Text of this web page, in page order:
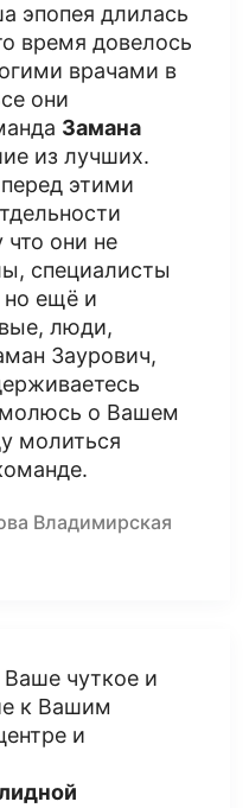
эпопея длилась
время довелось
врачами в
они
Замана
из лучших.
этими
что они не
специалисты
но ещё и
люди,
Заурович,
молюсь о Вашем
молиться
Владимирская
чуткое и
к Вашим
и